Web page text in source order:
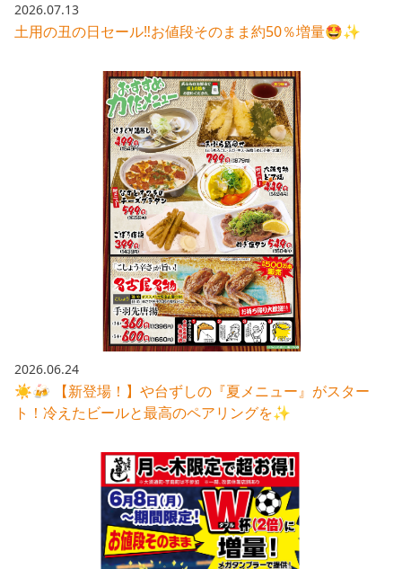
2026.07.13
土用の丑の日セール‼️お値段そのまま約50％増量🤩✨
2026.06.24
☀️🍻 【新登場！】や台ずしの『夏メニュー』がスター
ト！冷えたビールと最高のペアリングを✨